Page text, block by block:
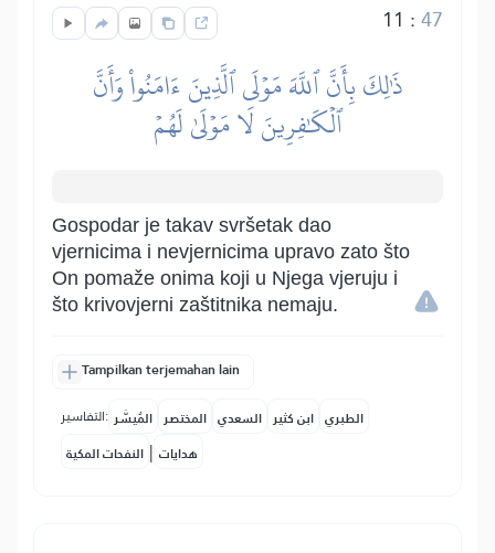
11 :47
ذَٰلِكَ بِأَنَّ ٱللَّهَ مَوۡلَى ٱلَّذِينَ ءَامَنُواْ وَأَنَّ
ٱلۡكَٰفِرِينَ لَا مَوۡلَىٰ لَهُمۡ
Gospodar je takav svršetak dao
vjernicima i nevjernicima upravo zato što
On pomaže onima koji u Njega vjeruju i
što krivovjerni zaštitnika nemaju.
Tampilkan terjemahan lain
التفاسير: المُيسَّر المختصر السعدي ابن كثير الطبري
النفحات المكية | هدايات